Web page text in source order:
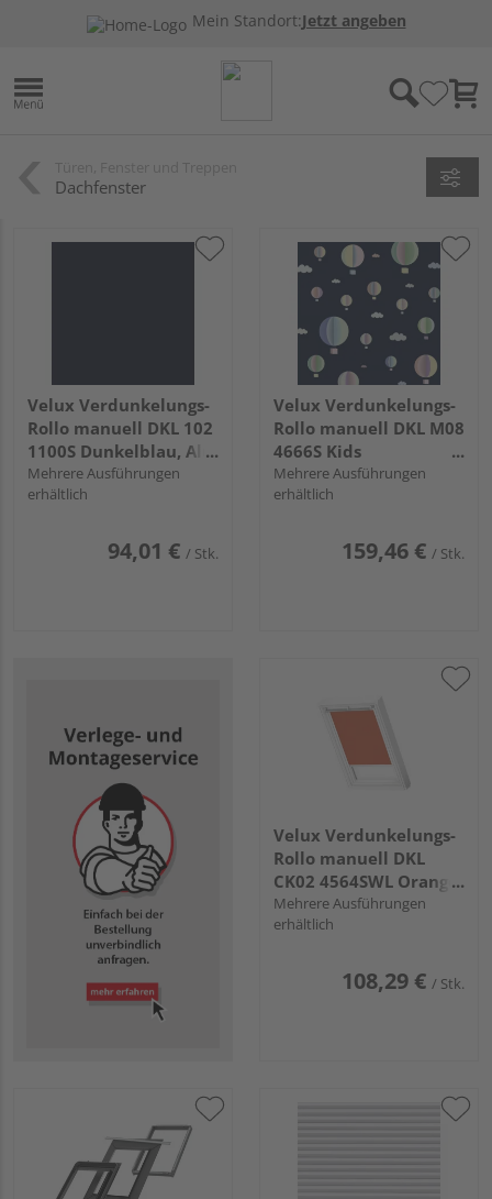
Mein Standort:Jetzt angeben
Dachfenster
Velux Verdunkelungs-
Rollo manuell DKL 102
1100S Dunkelblau, Alu
Schiene, Standard
Mehrere Ausführungen
erhältlich
94,01 € / Stk.
Velux Verdunkelungs-
Rollo manuell DKL M08
4666S Kids
Heißluftballon, Alu
Schiene
Mehrere Ausführungen
erhältlich
159,46 € / Stk.
Velux Verdunkelungs-
Rollo manuell DKL
CK02 4564SWL Orange,
weiße Schiene,
Premium
Mehrere Ausführungen
erhältlich
108,29 € / Stk.